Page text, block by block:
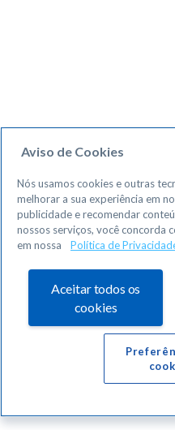
Aviso de Cookies
Nós usamos cookies e outras
melhorar a sua experiência em
publicidade e recomendar
nossos serviços, você concorda
em nossa
Política de
Aceitar todos os
cookies